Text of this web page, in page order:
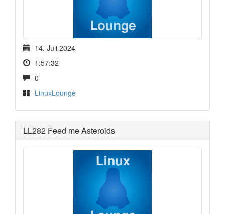
14. Juli 2024
1:57:32
0
LinuxLounge
LL282 Feed me Asteroids